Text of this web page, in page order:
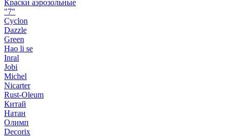
Краски аэрозольные
"7"
Cyclon
Dazzle
Green
Hao li se
Inral
Jobi
Michel
Nicarter
Rust-Oleum
Китай
Натан
Олимп
Decorix